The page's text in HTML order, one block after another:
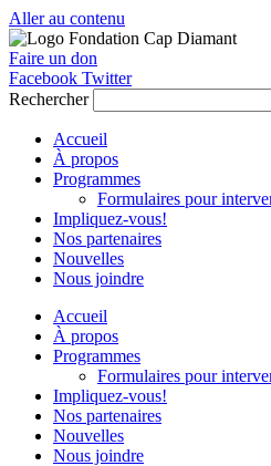
Aller au contenu
Faire un don
Facebook Twitter
Rechercher
Accueil
À propos
Programmes
Formulaires pour
Impliquez-vous!
Nos partenaires
Nouvelles
Nous joindre
Accueil
À propos
Programmes
Formulaires pour
Impliquez-vous!
Nos partenaires
Nouvelles
Nous joindre